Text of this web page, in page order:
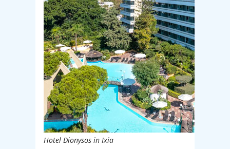
Hotel Dionysos in Ixia